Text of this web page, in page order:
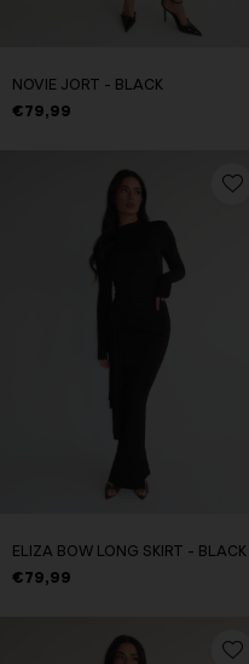
NOVIE JORT - BLACK
€79,99
ELIZA BOW LONG SKIRT - BLACK
€79,99